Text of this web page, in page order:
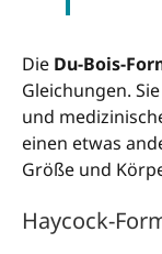
Die Du-Bois-
Gleichungen.
und
einen etwas
Größe und
Haycock-